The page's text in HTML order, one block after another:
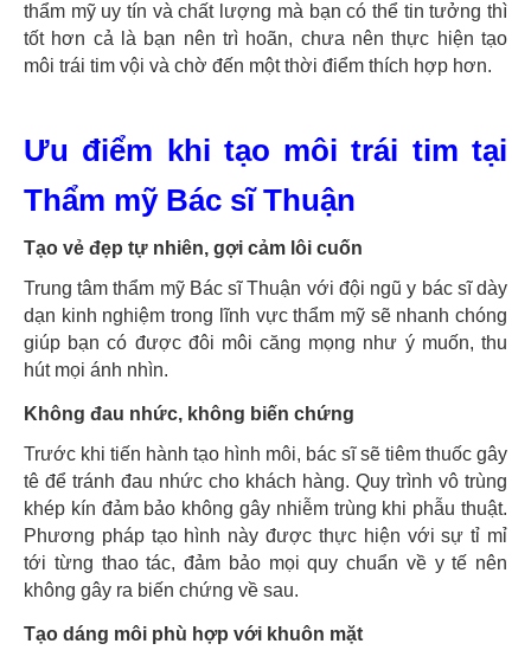
thẩm mỹ uy tín và chất lượng mà bạn có thể tin tưởng thì
tốt hơn cả là bạn nên trì hoãn, chưa nên thực hiện tạo
môi trái tim vội và chờ đến một thời điểm thích hợp hơn.
Ưu điểm khi tạo môi trái tim tại
Thẩm mỹ Bác sĩ Thuận
Tạo vẻ đẹp tự nhiên, gợi cảm lôi cuốn
Trung tâm thẩm mỹ Bác sĩ Thuận với đội ngũ y bác sĩ dày
dạn kinh nghiệm trong lĩnh vực thẩm mỹ sẽ nhanh chóng
giúp bạn có được đôi môi căng mọng như ý muốn, thu
hút mọi ánh nhìn.
Không đau nhức, không biến chứng
Trước khi tiến hành tạo hình môi, bác sĩ sẽ tiêm thuốc gây
tê để tránh đau nhức cho khách hàng. Quy trình vô trùng
khép kín đảm bảo không gây nhiễm trùng khi phẫu thuật.
Phương pháp tạo hình này được thực hiện với sự tỉ mỉ
tới từng thao tác, đảm bảo mọi quy chuẩn về y tế nên
không gây ra biến chứng về sau.
Tạo dáng môi phù hợp với khuôn mặt